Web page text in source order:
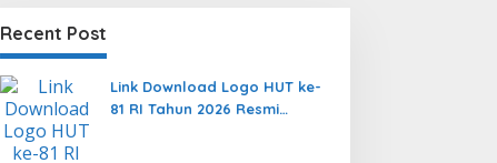
Recent Post
Link Download Logo HUT ke-
81 RI Tahun 2026 Resmi